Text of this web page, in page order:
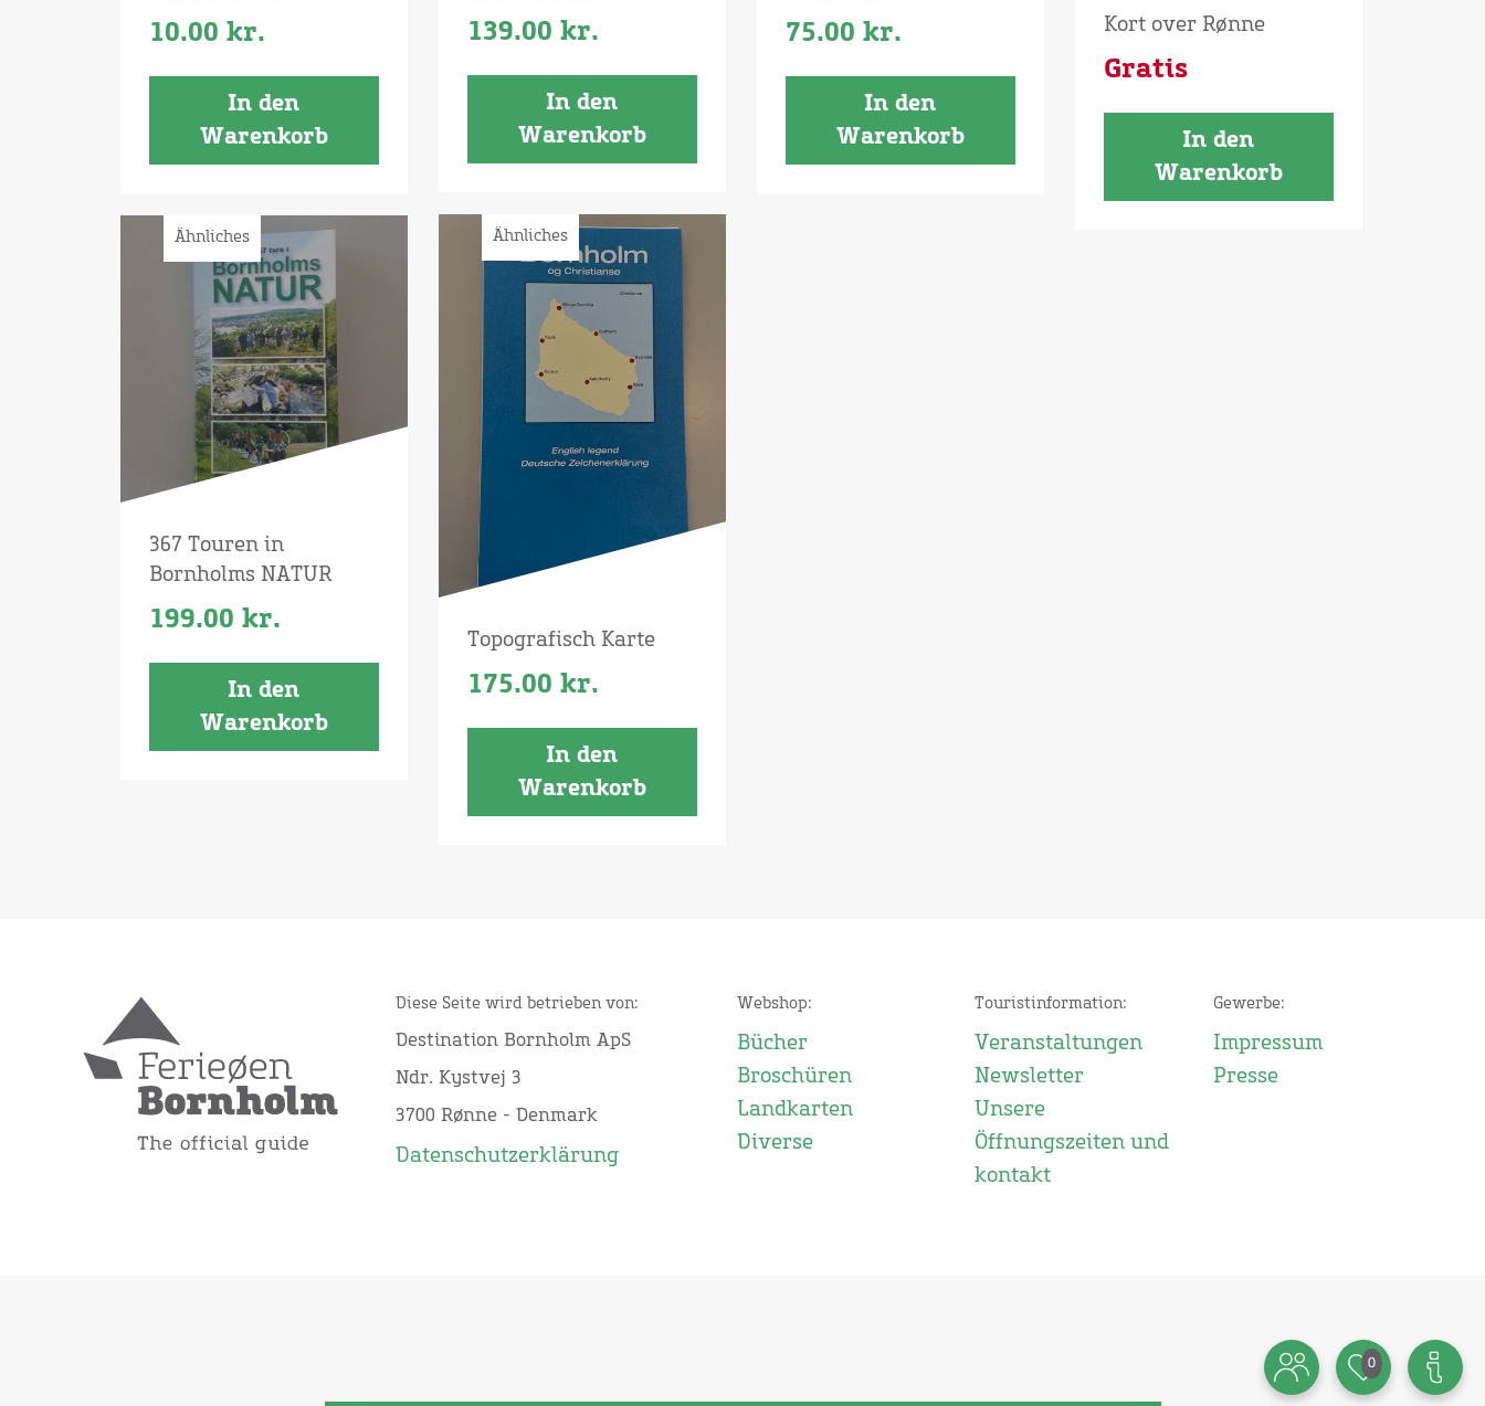
Kort over Rønne
Gratis
In den
Warenkorb
75.00 kr.
In den
Warenkorb
139.00 kr.
In den
Warenkorb
10.00 kr.
In den
Warenkorb
Ähnliches
Topografisch Karte
175.00 kr.
In den
Warenkorb
Ähnliches
367 Touren in
Bornholms NATUR
199.00 kr.
In den
Warenkorb
Diese Seite wird betrieben von:
Destination Bornholm ApS
Ndr. Kystvej 3
3700 Rønne - Denmark
Datenschutzerklärung
Webshop:
Bücher
Broschüren
Landkarten
Diverse
Touristinformation:
Veranstaltungen
Newsletter
Unsere
Öffnungszeiten und
kontakt
Gewerbe:
Impressum
Presse
0